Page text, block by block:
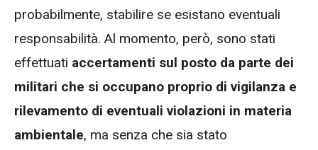
probabilmente, stabilire se esistano eventuali
responsabilità. Al momento, però, sono stati
effettuati accertamenti sul posto da parte dei
militari che si occupano proprio di vigilanza e
rilevamento di eventuali violazioni in materia
ambientale, ma senza che sia stato